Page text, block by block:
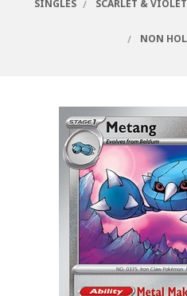
SINGLES SCARLET & VIOLET
NON